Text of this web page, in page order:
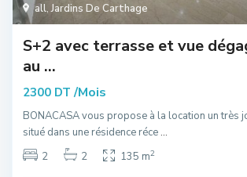
all,Jardins De Carthage
S+2 avec terrasse et vue
au ...
2300 DT /Mois
BONACASA vous propose à la location un très
situé dans une résidence réce...
2
2 135 m2